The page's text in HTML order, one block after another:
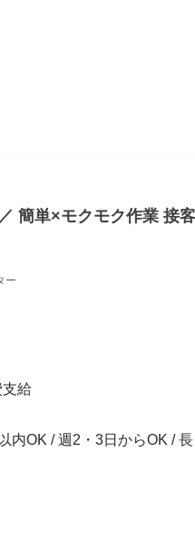
簡単×モクモク作業 接
ー
支給
内OK / 週2・3日からOK / 長